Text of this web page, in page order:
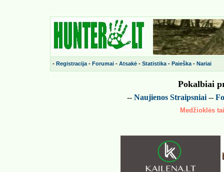
- Registracija - Forumai - Atsakė - Statistika - Paieška - Nariai
Pokalbiai
-- Naujienos Straipsniai --
Medžioklės